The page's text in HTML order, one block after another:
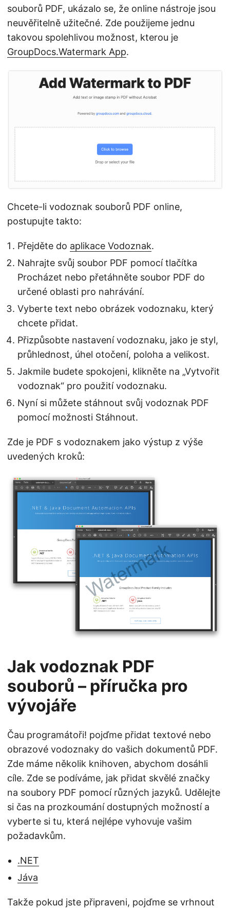
souborů PDF, ukázalo se, že online nástroje jsou
neuvěřitelně užitečné. Zde použijeme jednu
takovou spolehlivou možnost, kterou je
GroupDocs.Watermark App.
Chcete-li vodoznak souborů PDF online,
postupujte takto:
Přejděte do aplikace Vodoznak.
Nahrajte svůj soubor PDF pomocí tlačítka
Procházet nebo přetáhněte soubor PDF do
určené oblasti pro nahrávání.
Vyberte text nebo obrázek vodoznaku, který
chcete přidat.
Přizpůsobte nastavení vodoznaku, jako je styl,
průhlednost, úhel otočení, poloha a velikost.
Jakmile budete spokojeni, klikněte na „Vytvořit
vodoznak“ pro použití vodoznaku.
Nyní si můžete stáhnout svůj vodoznak PDF
pomocí možnosti Stáhnout.
Zde je PDF s vodoznakem jako výstup z výše
uvedených kroků:
Jak vodoznak PDF
souborů – příručka pro
vývojáře
Čau programátoři! pojďme přidat textové nebo
obrazové vodoznaky do vašich dokumentů PDF.
Zde máme několik knihoven, abychom dosáhli
cíle. Zde se podíváme, jak přidat skvělé značky
na soubory PDF pomocí různých jazyků. Udělejte
si čas na prozkoumání dostupných možností a
vyberte si tu, která nejlépe vyhovuje vašim
požadavkům.
.NET
Jáva
Takže pokud jste připraveni, pojďme se vrhnout